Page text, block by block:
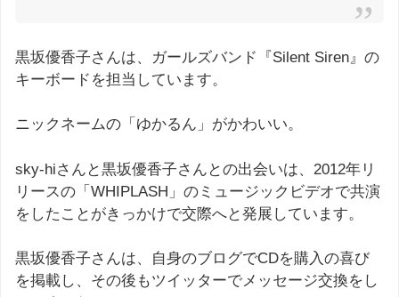
黒坂優香子さんは、ガールズバンド『Silent Siren』の
キーボードを担当しています。
ニックネームの「ゆかるん」がかわいい。
sky-hiさんと黒坂優香子さんとの出会いは、2012年リ
リースの「WHIPLASH」のミュージックビデオで共演
をしたことがきっかけで交際へと発展しています。
黒坂優香子さんは、自身のブログでCDを購入の喜び
を掲載し、その後もツイッターでメッセージ交換をし